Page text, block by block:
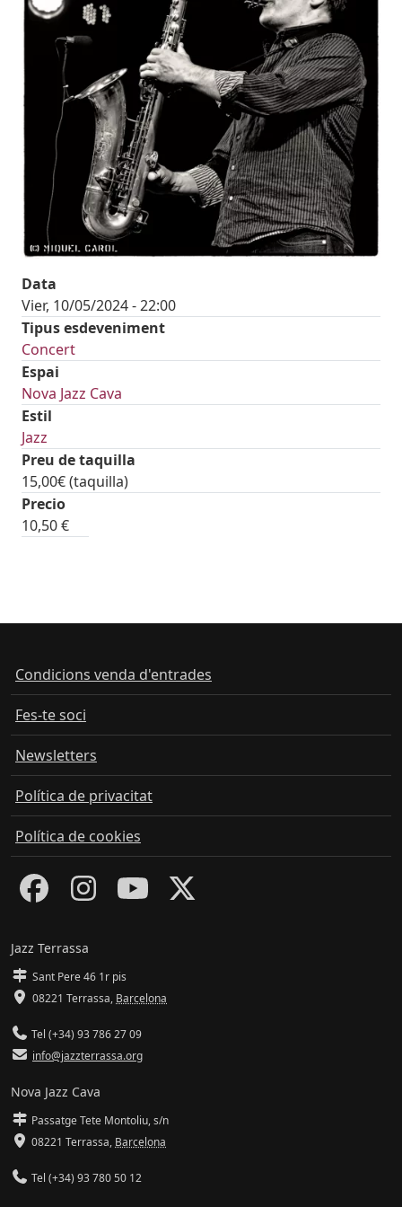
Data
Vier, 10/05/2024 - 22:00
Tipus esdeveniment
Concert
Espai
Nova Jazz Cava
Estil
Jazz
Preu de taquilla
15,00€ (taquilla)
tickets
Precio
10,50 €
Condicions venda d'entrades
Fes-te soci
Newsletters
Política de privacitat
Política de cookies
Jazz Terrassa
Sant Pere 46 1r pis
08221 Terrassa, Barcelona
Tel (+34) 93 786 27 09
info@jazzterrassa.org
Nova Jazz Cava
Passatge Tete Montoliu, s/n
08221 Terrassa, Barcelona
Tel (+34) 93 780 50 12